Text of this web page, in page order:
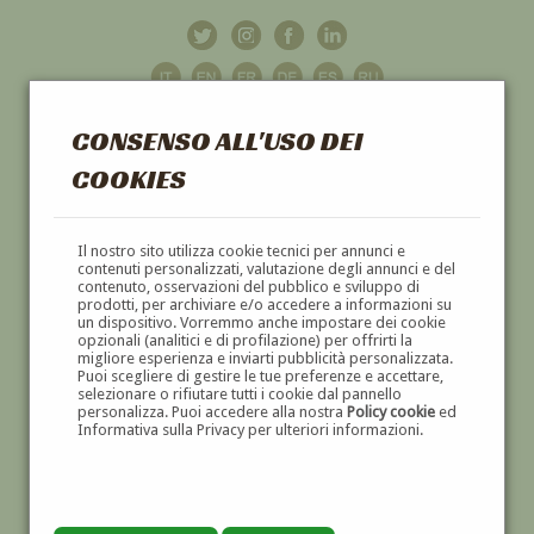
CONSENSO ALL'USO DEI
COOKIES
Il nostro sito utilizza cookie tecnici per annunci e
contenuti personalizzati, valutazione degli annunci e del
contenuto, osservazioni del pubblico e sviluppo di
prodotti, per archiviare e/o accedere a informazioni su
un dispositivo. Vorremmo anche impostare dei cookie
opzionali (analitici e di profilazione) per offrirti la
migliore esperienza e inviarti pubblicità personalizzata.
Puoi scegliere di gestire le tue preferenze e accettare,
selezionare o rifiutare tutti i cookie dal pannello
personalizza. Puoi accedere alla nostra Policy cookieed
Informativa sulla Privacy per ulteriori informazioni.
GALLERIAD'ARTE
DIPINTI E SCULTURE '800 E '900